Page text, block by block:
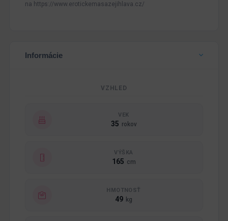
na https://www.erotickemasazejihlava.cz/
Informácie
VZHLED
VEK
35 rokov
VÝŠKA
165 cm
HMOTNOSŤ
49 kg